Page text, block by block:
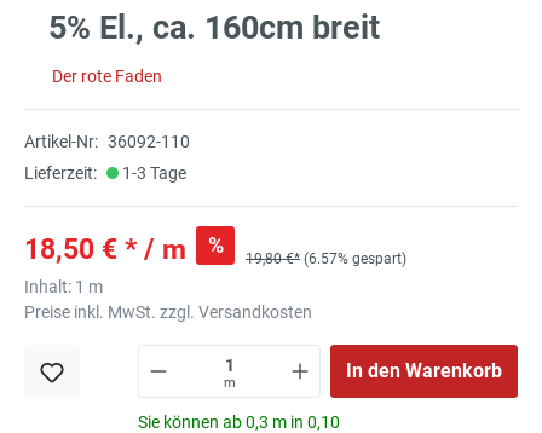
5% El., ca. 160cm breit
Der rote Faden
Artikel-Nr: 36092-110
Lieferzeit:
1-3 Tage
18,50 € * / m %
19,80 €* (6.57% gespart)
Inhalt: 1 m
Preise inkl. MwSt. zzgl. Versandkosten
m
In den Warenkorb
Sie können ab 0,3 m in 0,10